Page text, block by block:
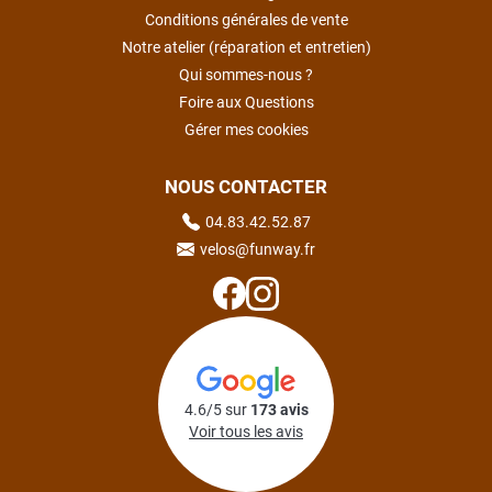
Conditions générales de vente
Notre atelier (réparation et entretien)
Qui sommes-nous ?
Foire aux Questions
Gérer mes cookies
NOUS CONTACTER
04.83.42.52.87
velos@funway.fr
4.6/5 sur 173 avis
Voir tous les avis